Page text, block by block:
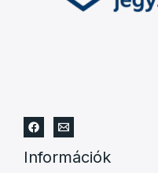
Információk